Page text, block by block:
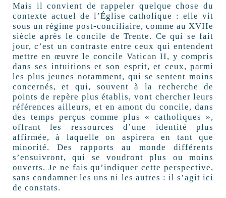
Mais il convient de rappeler quelque chose du
contexte actuel de l’Église catholique : elle vit
sous un régime post-conciliaire, comme au XVIIe
siècle après le concile de Trente. Ce qui se fait
jour, c’est un contraste entre ceux qui entendent
mettre en œuvre le concile Vatican II, y compris
dans ses intuitions et son esprit, et ceux, parmi
les plus jeunes notamment, qui se sentent moins
concernés, et qui, souvent à la recherche de
points de repère plus établis, vont chercher leurs
références ailleurs, et en amont du concile, dans
des temps perçus comme plus « catholiques »,
offrant les ressources d’une identité plus
affirmée, à laquelle on aspirera en tant que
minorité. Des rapports au monde différents
s’ensuivront, qui se voudront plus ou moins
ouverts. Je ne fais qu’indiquer cette perspective,
sans condamner les uns ni les autres : il s’agit ici
de constats.